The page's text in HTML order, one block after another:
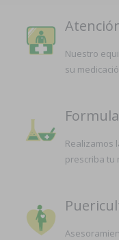
Nuestro
su
Realizamos
prescriba tu